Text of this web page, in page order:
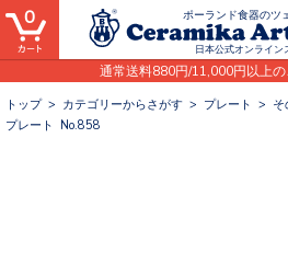
ポーランド食器のツ
日本公式オンライン
通常送料880円/11,000円以上
0
トップ> カテゴリーからさがす > プレート > そ
プレート No.858